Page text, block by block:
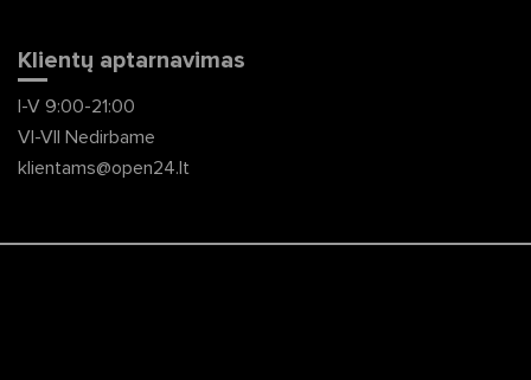
Klientų aptarnavimas
I-V 9:00-21:00
VI-VII Nedirbame
klientams@open24.lt